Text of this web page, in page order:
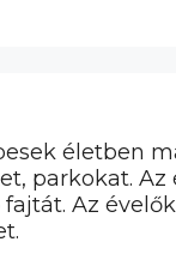
életben
parkokat.
Az